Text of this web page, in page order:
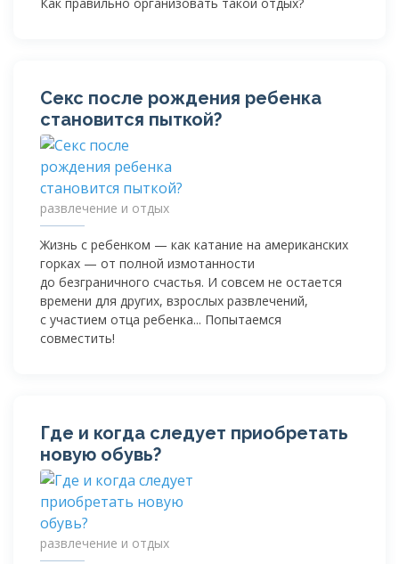
Секс после рождения ребенка
становится пыткой?
развлечение и отдых
Жизнь с ребенком — как катание на американских
горках — от полной измотанности
до безграничного счастья. И совсем не остается
времени для других, взрослых развлечений,
с участием отца ребенка... Попытаемся
совместить!
Где и когда следует приобретать
новую обувь?
развлечение и отдых